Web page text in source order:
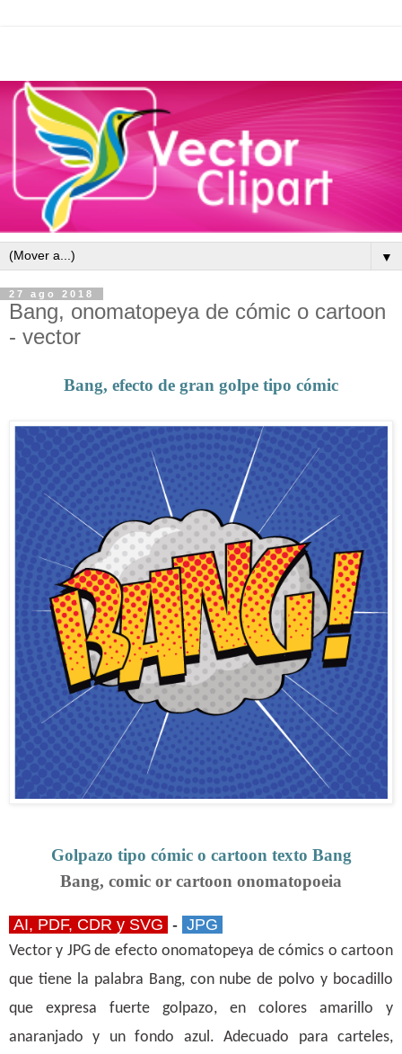
▼
27 ago 2018
Bang, onomatopeya de cómic o cartoon
- vector
Bang, efecto de gran golpe tipo cómic
Golpazo tipo cómic o cartoon texto Bang
Bang, comic or cartoon onomatopoeia
AI, PDF, CDR y SVG - JPG
Vector y JPG de efecto onomatopeya de cómics o cartoon
que tiene la palabra Bang, con nube de polvo y bocadillo
que expresa fuerte golpazo, en colores amarillo y
anaranjado y un fondo azul. Adecuado para carteles,